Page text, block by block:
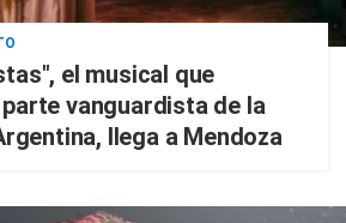
el musical que
vanguardista de la
llega a Mendoza